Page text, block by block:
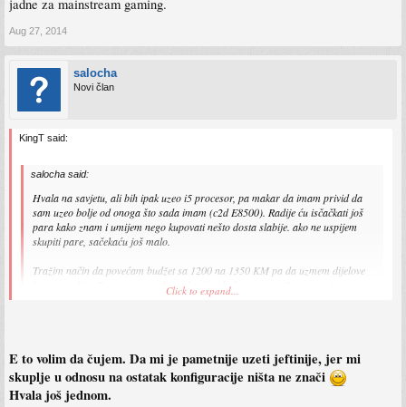
jadne za mainstream gaming.
Aug 27, 2014
salocha
Novi član
KingT said:
salocha said:
Hvala na savjetu, ali bih ipak uzeo i5 procesor, pa makar da imam privid da
sam uzeo bolje od onoga što sada imam (c2d E8500). Radije ću isčačkati još
para kako znam i umijem nego kupovati nešto dosta slabije. ako ne uspijem
skupiti pare, sačekaću još malo.
Tražim način da povećam budžet sa 1200 na 1350 KM pa da uzmem dijelove
koje mi je KingT savjetovao, ali uz skuplju i bolju napojnu Seasonic.
odustaje mi se ni od bolje matične ploče.[/b
Ta bolja maticna ploca ti ne znaci nista, Z97 ima samo opciju overclocka
procesora sto ti svakako ne mozes raditi na i5 4460 jer je taj procesor zakljucan,
Zato ona Gigabyte GA-P85-D3 ploca je pravi izbor.
Click to expand...
E to volim da čujem. Da mi je pametnije uzeti jeftinije, jer mi
skuplje u odnosu na ostatak konfiguracije ništa ne znači
Hvala još jednom.